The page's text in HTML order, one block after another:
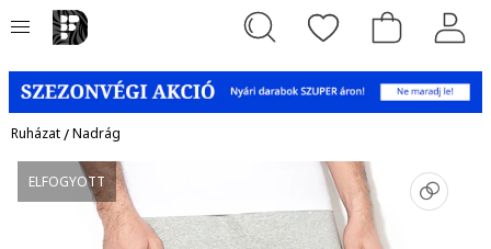
Ruházat/Nadrág
ELFOGYOTT